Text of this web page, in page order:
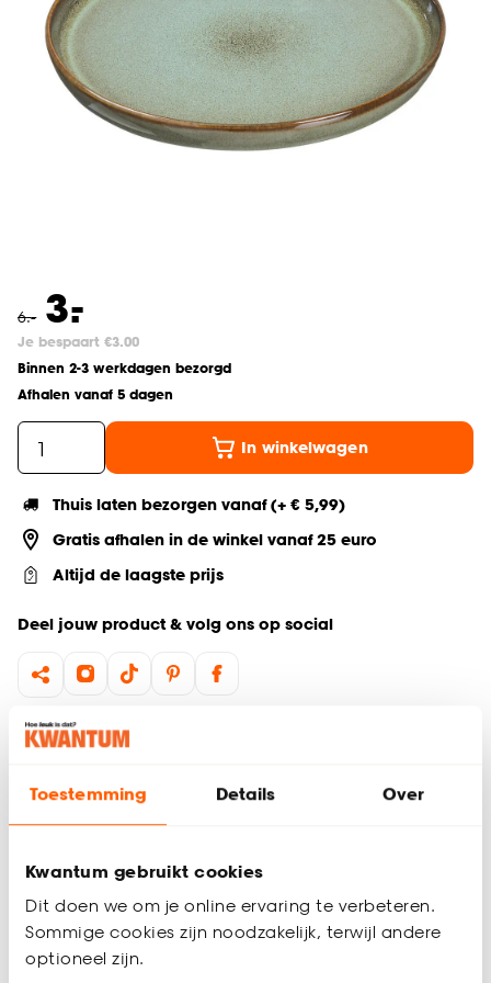
Toestemming Details Over
Kwantum gebruikt cookies
Dit doen we om je online ervaring te verbeteren.
Sommige cookies zijn noodzakelijk, terwijl andere
optioneel zijn.
6.- 3.
-
Je bespaart €3.00
Binnen 2-3 werkdagen bezorgd
Afhalen vanaf 5 dagen
In winkelwagen
Thuis laten bezorgen vanaf (+ € 5,99)
Gratis afhalen in de winkel vanaf 25 euro
Altijd de laagste prijs
Deel jouw product & volg ons op social
Productomschrijving
uitstraling met functionaliteit. Dit stijlvolle groene bord, met
voor een elegante finish.
Serie: Ava
Gemaakt van aardewerk
Magnetron- en vaatwasserbestendig
Productspecificaties